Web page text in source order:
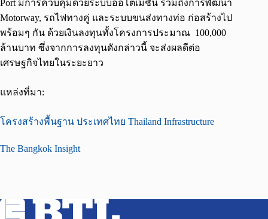
Port มีการควบคุมด้วยระบบออโตเมชั่น รวมถึงการพัฒนา
Motorway, รถไฟทางคู่ และระบบขนส่งทางท่อ ก่อสร้างไป
พร้อมๆ กัน ด้วยเงินลงทุนทั้งโครงการประมาณ 100,000
ล้านบาท ซึ่งจากการลงทุนดังกล่าวนี้ จะส่งผลดีต่อ
เศรษฐกิจไทยในระยะยาว
แหล่งที่มา:
โครงสร้างพื้นฐาน ประเทศไทย Thailand Infrastructure
The Bangkok Insight